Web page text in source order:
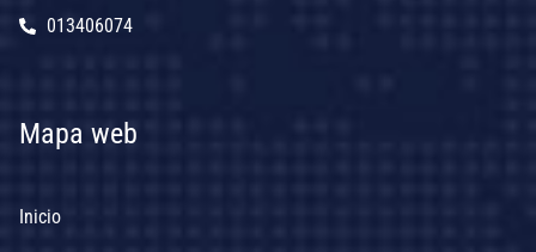
013406074
Mapa web
Inicio